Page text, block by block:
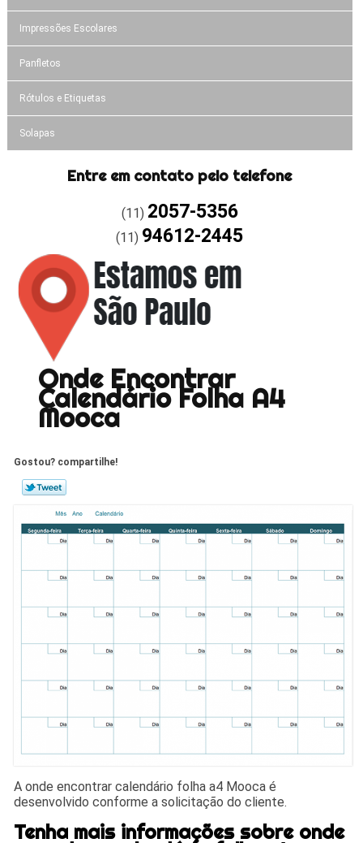
Impressões Escolares
Panfletos
Rótulos e Etiquetas
Solapas
Entre em contato pelo telefone
(11) 2057-5356
(11) 94612-2445
Onde Encontrar
Calendário Folha A4
Mooca
Gostou? compartilhe!
A onde encontrar calendário folha a4 Mooca é
desenvolvido conforme a solicitação do cliente.
Tenha mais informações sobre onde